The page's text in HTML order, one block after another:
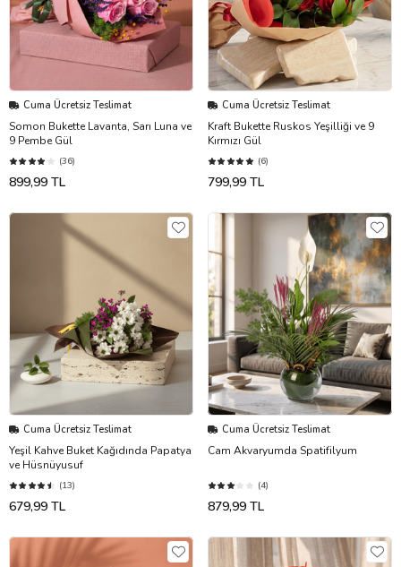
Cuma Ücretsiz Teslimat
Somon Bukette Lavanta, Sarı Luna ve
9 Pembe Gül
(36)
899,99 TL
Cuma Ücretsiz Teslimat
Kraft Bukette Ruskos Yeşilliği ve 9
Kırmızı Gül
(6)
799,99 TL
Cuma Ücretsiz Teslimat
Yeşil Kahve Buket Kağıdında Papatya
ve Hüsnüyusuf
(13)
679,99 TL
Cuma Ücretsiz Teslimat
Cam Akvaryumda Spatifilyum
(4)
879,99 TL